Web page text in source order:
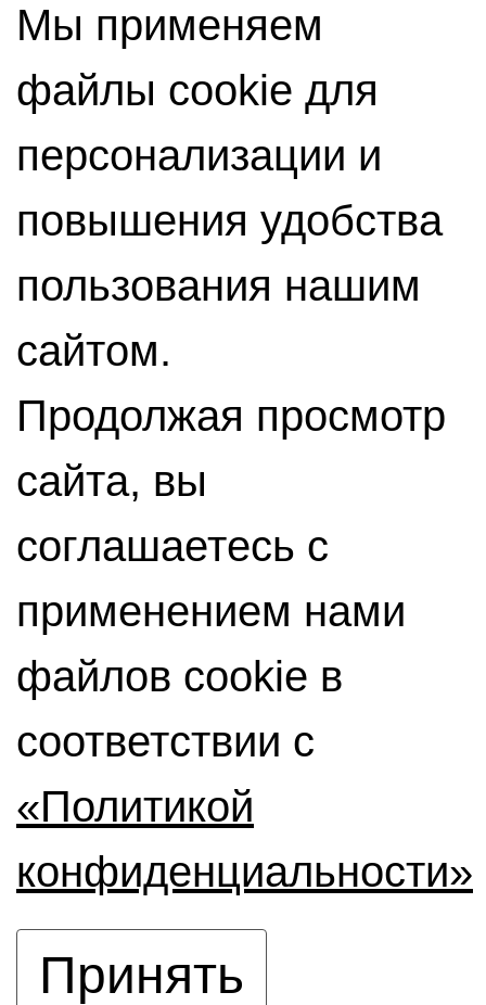
Мы применяем
файлы cookie для
персонализации и
повышения удобства
пользования нашим
сайтом.
Продолжая просмотр
сайта, вы
соглашаетесь с
применением нами
файлов cookie в
соответствии с
«Политикой
конфиденциальности»
Принять